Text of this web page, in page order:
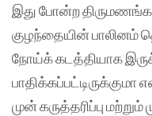
இது போன்ற
குழந்தையின் பாலினம்
நோய்க் கடத்தியாக
பாதிக்கப்பட்டிருக்குமா
முன் கருத்தரிப்பு